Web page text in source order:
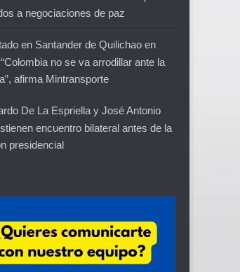
a negociaciones de paz
en Santander de Quilichao en
no se va arrodillar ante la
afirma Mintransporte
De La Espriella y José Antonio
encuentro bilateral antes de la
presidencial